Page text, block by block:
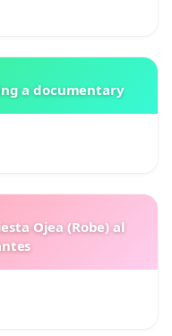
a documentary
Ojea (Robe) al